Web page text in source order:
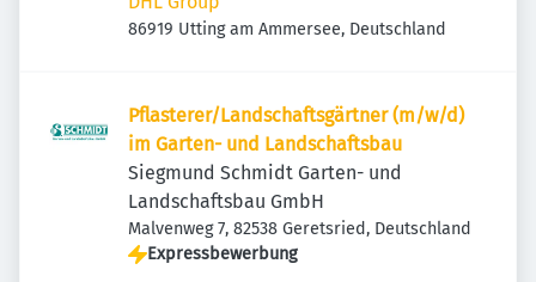
86919 Utting am Ammersee, Deutschland
Pflasterer/Landschaftsgärtner (m/w/d)
im Garten- und Landschaftsbau
Siegmund Schmidt Garten- und
Landschaftsbau GmbH
Malvenweg 7, 82538 Geretsried, Deutschland
Expressbewerbung